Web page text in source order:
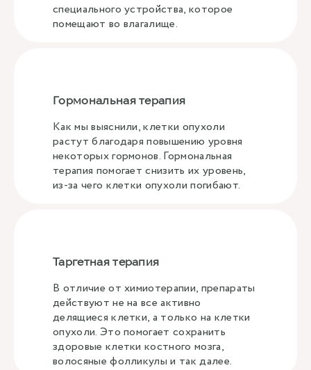
специального устройства, которое
помещают во влагалище.
Гормональная терапия
Как мы выяснили, клетки опухоли
растут благодаря повышению уровня
некоторых гормонов. Гормональная
терапия помогает снизить их уровень,
из-за чего клетки опухоли погибают.
Таргетная терапия
В отличие от химиотерапии, препараты
действуют не на все активно
делящиеся клетки, а только на клетки
опухоли. Это помогает сохранить
здоровые клетки костного мозга,
волосяные фолликулы и так далее.